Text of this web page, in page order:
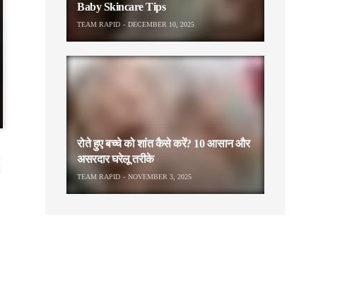
Baby Skincare Tips
TEAM RAPID DECEMBER 10, 2025
रोते हुए बच्चे को शांत कैसे करें? 10 आसान और
असरदार घरेलू तरीके
TEAM RAPID NOVEMBER 3, 2025